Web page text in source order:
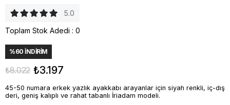
5.0
Toplam Stok Adedi : 0
%60 İNDIRIM
₺8.022 ₺3.197
45-50 numara erkek yazlık ayakkabı arayanlar için siyah renkli, iç-dış
deri, geniş kalıplı ve rahat tabanlı İriadam modeli.